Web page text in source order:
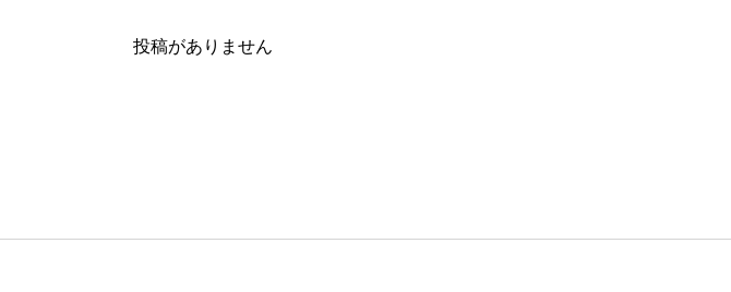
投稿がありません